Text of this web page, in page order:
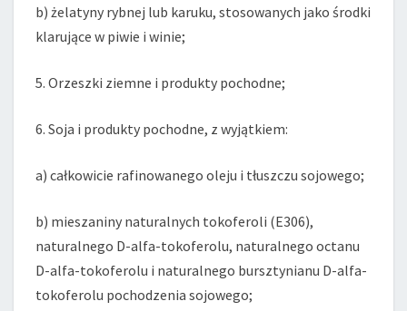
b) żelatyny rybnej lub karuku, stosowanych jako środki
klarujące w piwie i winie;
5. Orzeszki ziemne i produkty pochodne;
6. Soja i produkty pochodne, z wyjątkiem:
a) całkowicie rafinowanego oleju i tłuszczu sojowego;
b) mieszaniny naturalnych tokoferoli (E306),
naturalnego D-alfa-tokoferolu, naturalnego octanu
D-alfa-tokoferolu i naturalnego bursztynianu D-alfa-
tokoferolu pochodzenia sojowego;